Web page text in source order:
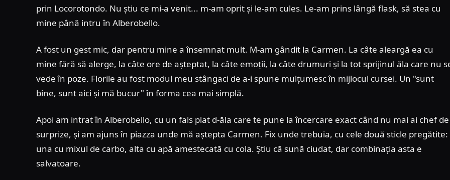
prin Locorotondo. Nu știu ce mi-a venit... m-am oprit și le-am cules. Le-am prins lângă flask, să stea cu
mine până intru în Alberobello.
A fost un gest mic, dar pentru mine a însemnat mult. M-am gândit la Carmen. La câte aleargă ea cu
mine fără să alerge, la câte ore de așteptat, la câte emoții, la câte drumuri și la tot sprijinul ăla care nu
vede în poze. Florile au fost modul meu stângaci de a-i spune mulțumesc în mijlocul cursei. Un "sunt
bine, sunt aici și mă bucur" în forma cea mai simplă.
Apoi am intrat în Alberobello, cu un fals plat d-ăla care te pune la încercare exact când nu mai ai chef de
surprize, și am ajuns în piazza unde mă aștepta Carmen. Fix unde trebuia, cu cele două sticle pregătite:
una cu mixul de carbo, alta cu apă amestecată cu cola. Știu că sună ciudat, dar combinația asta e
salvatoare.